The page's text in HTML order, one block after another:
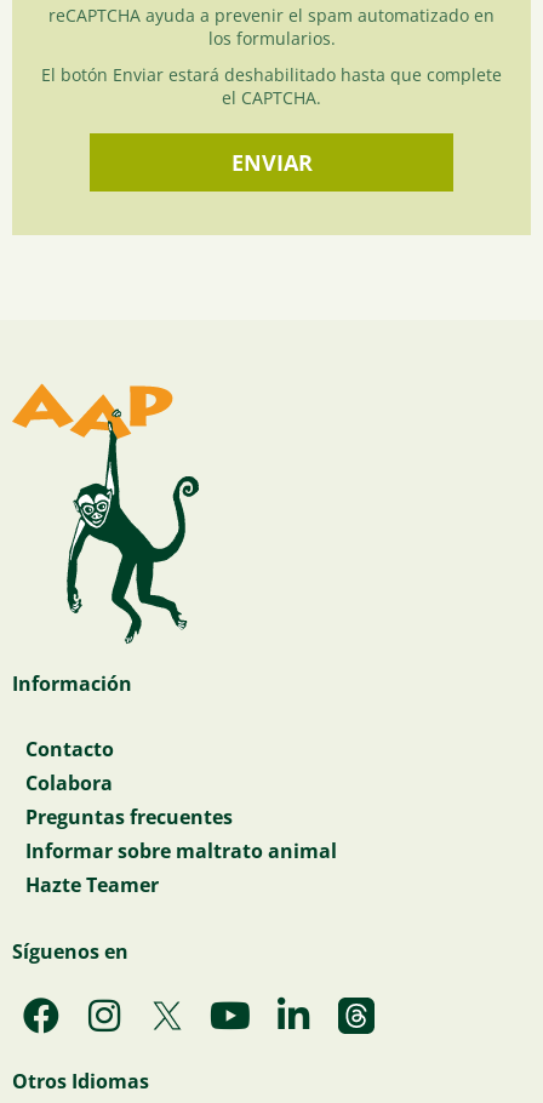
reCAPTCHA ayuda a prevenir el spam automatizado en
los formularios.
El botón Enviar estará deshabilitado hasta que complete
el CAPTCHA.
Información
Contacto
Colabora
Preguntas frecuentes
Informar sobre maltrato animal
Hazte Teamer
Síguenos en
F
a
c
I
n
s
Y
o
L
i
Otros Idiomas